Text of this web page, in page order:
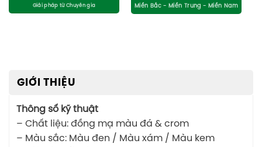
GIỚI THIỆU
Thông số kỹ thuật
– Chất liệu: đồng mạ màu đá & crom
– Màu sắc: Màu đen / Màu xám / Màu kem